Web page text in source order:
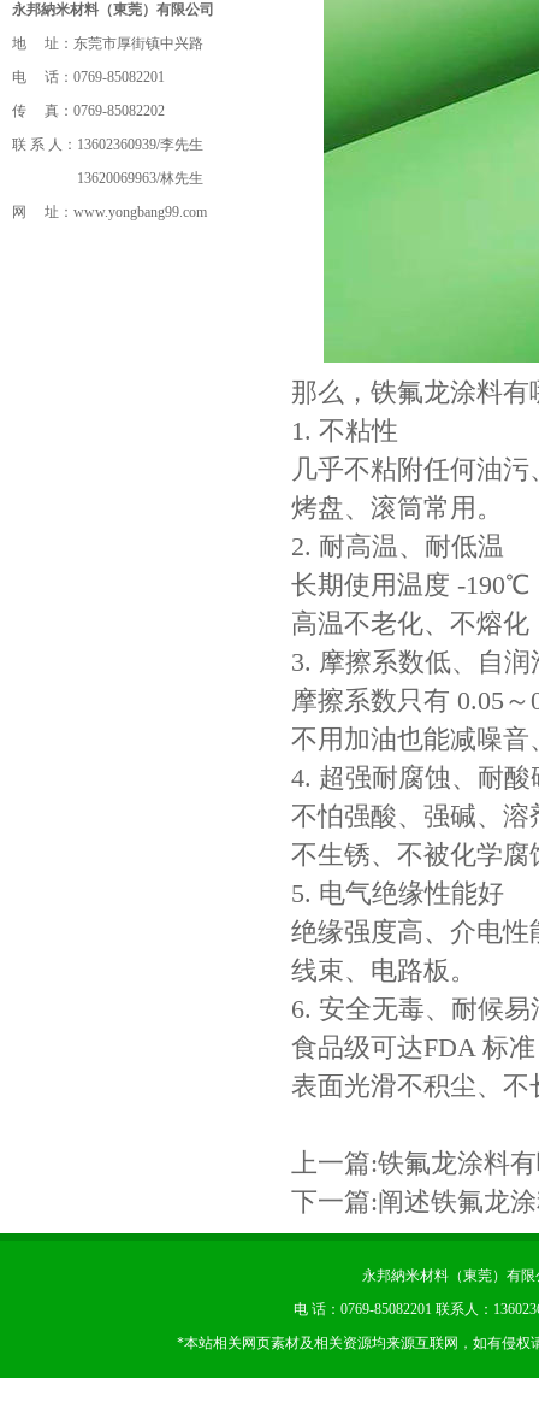
永邦納米材料（東莞）有限公司
地 址：东莞市厚街镇中兴路
电 话：0769-85082201
传 真：0769-85082202
联 系 人：13602360939/李先生
13620069963/林先生
网 址： www.yongbang99.com
那么，铁氟龙涂料
1. 不粘性
几乎不粘附任何油
烤盘、滚筒常用。
2. 耐高温、耐低温
长期使用温度 -190℃
高温不老化、不熔
3. 摩擦系数低、自润
摩擦系数只有 0.05
不用加油也能减噪
4. 超强耐腐蚀、耐酸
不怕强酸、强碱、
不生锈、不被化学
5. 电气绝缘性能好
绝缘强度高、介电
线束、电路板。
6. 安全无毒、耐候易
食品级可达FDA 标
表面光滑不积尘、
上一篇:铁氟龙涂料
下一篇:阐述铁氟龙
永邦納米材料（東莞）有限
电 话：0769-85082201 联系人：
*本站相关网页素材及相关资源均来源互联网，如有侵